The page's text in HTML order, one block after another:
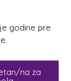
zemlja.
Trebišnjice i
za bečki
već
Vukoje
godine pre
na za